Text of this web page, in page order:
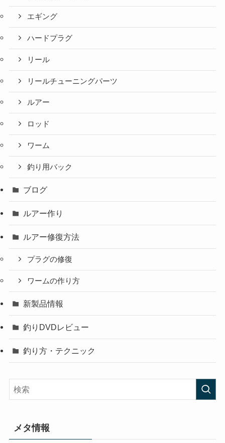
エギング
ハードプラグ
リール
リールチューニングパーツ
ルアー
ロッド
ワーム
釣り用バック
ブログ
ルアー作り
ルアー修復方法
プラグの修復
ワームの作り方
新製品情報
釣りDVDレビュー
釣り方・テクニック
メタ情報